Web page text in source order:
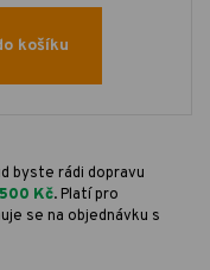
košíku
byste rádi dopravu
Kč. Platí pro
se na objednávku s